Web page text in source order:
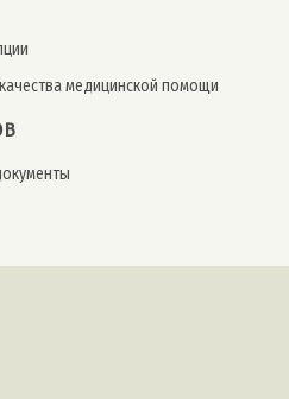
медицинской помощи